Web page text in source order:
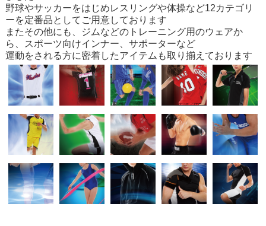
野球やサッカーをはじめレスリングや体操など12カテゴリ
ーを定番品としてご用意しております
またその他にも、ジムなどのトレーニング用のウェアか
ら、スポーツ向けインナー、サポーターなど
運動をされる方に密着したアイテムも取り揃えております